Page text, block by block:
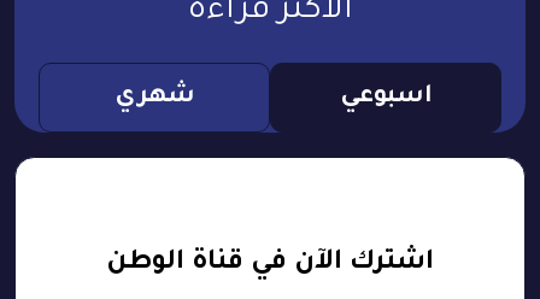
الأكثر قراءة
اسبوعي شهري
اشترك الآن في قناة الوطن